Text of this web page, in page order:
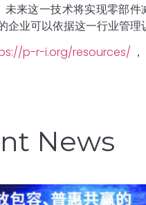
来这一技术将实现零部
业可以依据这一行业管理
p-r-i.org/resources/
News